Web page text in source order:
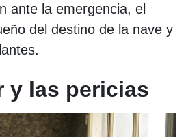
ante la emergencia, el
del destino de la nave y
y las pericias